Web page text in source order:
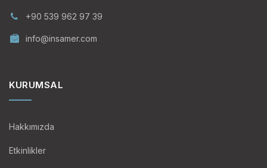
+90 539 962 97 39
info@insamer.com
KURUMSAL
Hakkımızda
Etkinlikler